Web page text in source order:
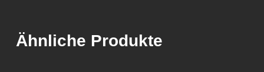
Ähnliche Produkte